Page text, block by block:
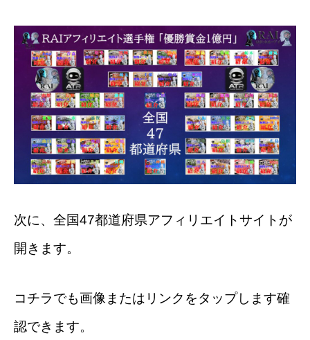
次に、全国47都道府県アフィリエイトサイトが
開きます。
コチラでも画像またはリンクをタップします確
認できます。